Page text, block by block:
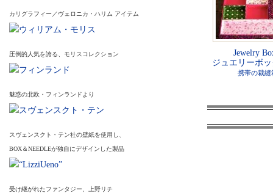
カリグラフィー／ヴェロニカ・ハリム アイテム
圧倒的人気を誇る、モリスコレクション
魅惑の北欧・フィンランドより
スヴェンスクト・テン社の壁紙を使用し、
BOX＆NEEDLEが独自にデザインした製品
受け継がれたファンタジー、上野リチ
Jewelry
ジュエリーボ
携帯の裁縫